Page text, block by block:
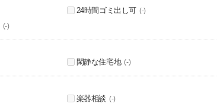
24時間ゴミ出し可 (-)
(-)
閑静な住宅地 (-)
楽器相談 (-)